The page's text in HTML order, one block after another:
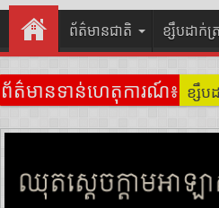
ព័ត៌មានជាតិ ខ្សឹបដាក់
ព័ត៌មានទាន់ហេតុការណ៍៖ ខ្សឹប